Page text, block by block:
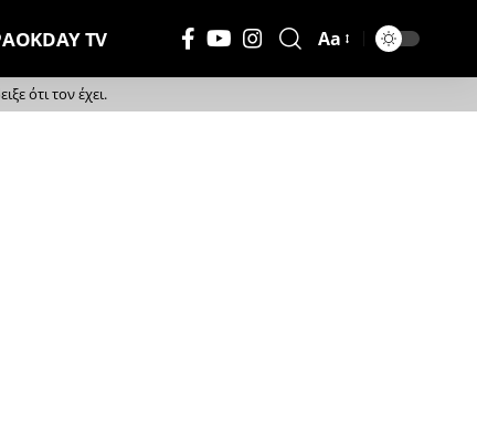
TV
Μέγεθος
Γραμματοσειράς
Aa
ότι τον έχει.